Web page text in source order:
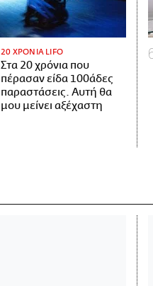
20 ΧΡΟΝΙΑ LIFO
Στα 20 χρόνια που
πέρασαν είδα 100άδες
παραστάσεις. Αυτή θα
μου μείνει αξέχαστη